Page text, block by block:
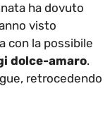
ha dovuto
visto
con la possibile
dolce-amaro.
retrocedendo